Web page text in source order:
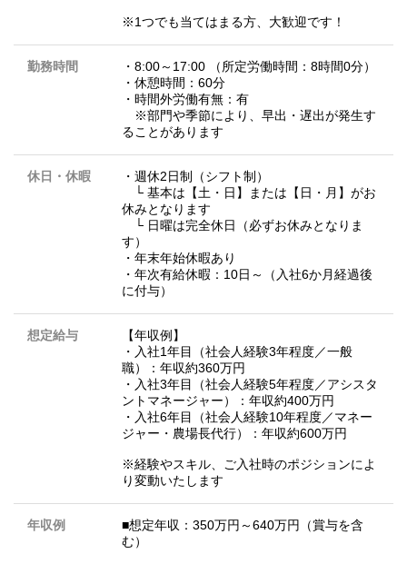
※1つでも当てはまる方、大歓迎です！
勤務時間
・8:00～17:00 （所定労働時間：8時間0分）
・休憩時間：60分
・時間外労働有無：有
※部門や季節により、早出・遅出が発生す
ることがあります
休日・休暇
・週休2日制（シフト制）
└ 基本は【土・日】または【日・月】がお
休みとなります
└ 日曜は完全休日（必ずお休みとなりま
す）
・年末年始休暇あり
・年次有給休暇：10日～（入社6か月経過後
に付与）
想定給与
【年収例】
・入社1年目（社会人経験3年程度／一般
職）：年収約360万円
・入社3年目（社会人経験5年程度／アシスタ
ントマネージャー）：年収約400万円
・入社6年目（社会人経験10年程度／マネー
ジャー・農場長代行）：年収約600万円
※経験やスキル、ご入社時のポジションによ
り変動いたします
年収例
■想定年収：350万円～640万円（賞与を含
む）